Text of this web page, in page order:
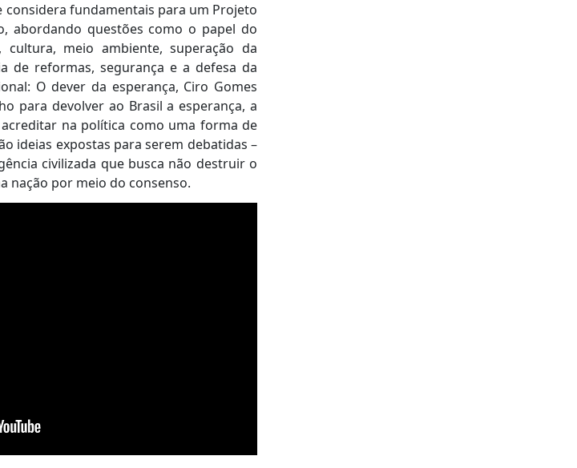
fundamentais para um Projeto
abordando questões como o papel do
cultura, meio ambiente, superação da
de reformas, segurança e a defesa da
O dever da esperança, Ciro Gomes
para devolver ao Brasil a esperança, a
na política como uma forma de
ideias expostas para serem debatidas –
civilizada que busca não destruir o
nação por meio do consenso.